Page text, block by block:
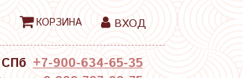
КОРЗИНА ВХОД
СПб +7-900-634-65-35